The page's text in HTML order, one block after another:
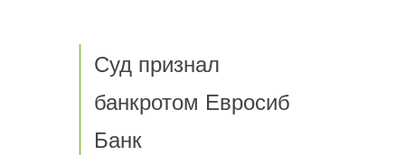
Суд признал
банкротом Евросиб
Банк